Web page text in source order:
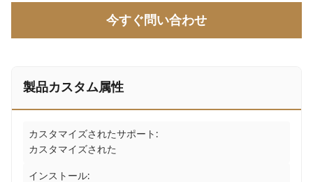
今すぐ問い合わせ
製品カスタム属性
カスタマイズされたサポート:
カスタマイズされた
インストール: